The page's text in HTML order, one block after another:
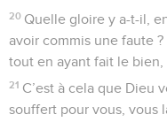
20 Quelle gloire y a-t-il,
avoir commis une faute
tout en ayant fait le bien,
21 C’est à cela que Dieu
souffert pour vous, vous